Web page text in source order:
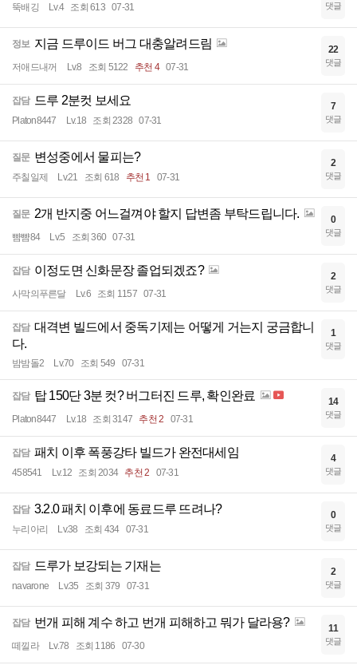
뚝배깅 Lv.4 조회 613 07-31 댓글
정보 지금 드루이드 버그 대충알려드림
저애드내꺼 Lv.8 조회 5122 추천 4 07-31
22
댓글
잡담 드루 2분컷 보세요
Platon8447 Lv.18 조회 2328 07-31
7
댓글
질문 변성중에서 물피는?
주칠일제 Lv.21 조회 618 추천 1 07-31
2
댓글
질문 2개 반지중 어느걸껴야 할지 답변좀 부탁드립니다.
뺨뺨84 Lv.5 조회 360 07-31
0
댓글
잡담 이정도면 신화문장 졸업되겠죠?
사막의푸른달 Lv.6 조회 1157 07-31
2
댓글
잡담 대격변 빌드에서 중독기제는 어떻게 거는지 궁금합니
다.
밤밤돌2 Lv.70 조회 549 07-31
1
댓글
잡담 탑 150단 3분 컷? 버그터진 드루, 확인완료
Platon8447 Lv.18 조회 3147 추천 2 07-31
14
댓글
잡담 패치 이후 폭풍강타 빌드가 완전대세임
458541 Lv.12 조회 2034 추천 2 07-31
4
댓글
잡담 3.2.0 패치 이후에 동료드루 뜨려나?
누리아리 Lv.38 조회 434 07-31
0
댓글
잡담 드루가 보강되는 기재는
navarone Lv.35 조회 379 07-31
2
댓글
잡담 번개 피해 계수 하고 번개 피해하고 뭐가 달라용?
떼낄라 Lv.78 조회 1186 07-30
11
댓글